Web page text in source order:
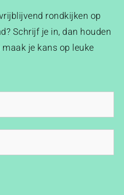
rondkijken op
Schrijf je in, dan houden
je kans op leuke